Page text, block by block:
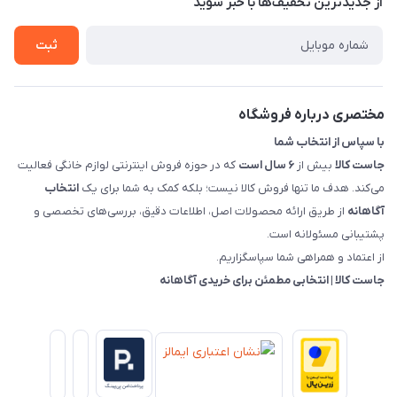
شرایط و ضوابط گارانتی
روش های بازگرداندن کالا
ثبت
مختصری درباره فروشگاه
با سپاس از انتخاب شما
جاست کالا بیش از ۶ سال است
که در حوزه فروش اینترنتی لوازم خانگی فعالیت
می‌کند. هدف ما تنها فروش کالا نیست؛ بلکه کمک به شما برای یک انتخاب
آگاهانه از طریق ارائه محصولات اصل، اطلاعات دقیق، بررسی‌های تخصصی و
پشتیبانی مسئولانه است.
از اعتماد و همراهی شما سپاسگزاریم.
جاست کالا | انتخابی مطمئن برای خریدی آگاهانه